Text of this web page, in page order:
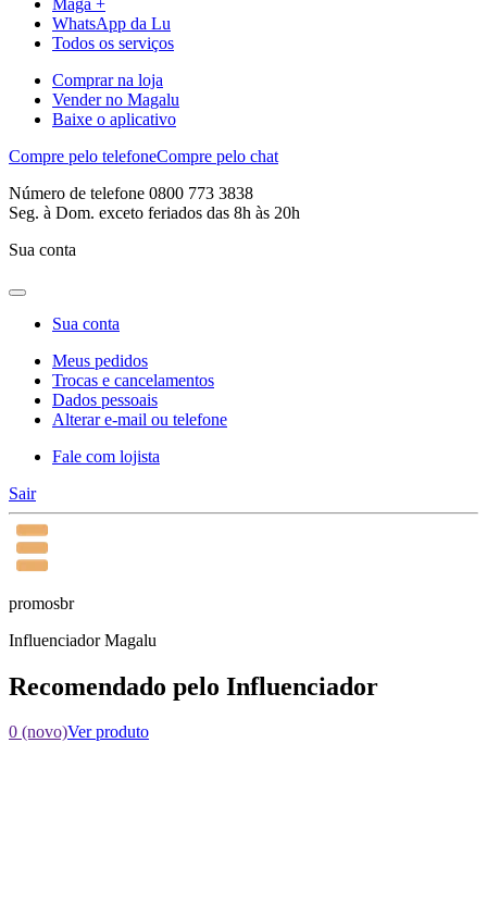
WhatsApp da Lu
Todos os serviços
Comprar na loja
Vender no Magalu
Baixe o aplicativo
Compre pelo telefoneCompre pelo chat
Número de telefone 0800 773 3838
Seg. à Dom. exceto feriados das 8h às 20h
Sua conta
Sua conta
Meus pedidos
Trocas e cancelamentos
Dados pessoais
Alterar e-mail ou telefone
Fale com lojista
Sair
promosbr
Influenciador Magalu
Recomendado pelo Influenciador
0 (novo)Ver produto